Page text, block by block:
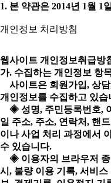
1. 본 약관은 2014년 1월 1
개인정보 처리방침
웹사이트 개인정보취급
가. 수집하는 개인정보 항
사이트은 회원가입, 상
개인정보를 수집하고 있습
◈ 성명, 주민등록번호,
일 주소, 주소, 연락처, 핸
이나 사업 처리 과정에서
수 있습니다.
◈ 이용자의 브라우저 종
시, 불량 이용 기록, 서비